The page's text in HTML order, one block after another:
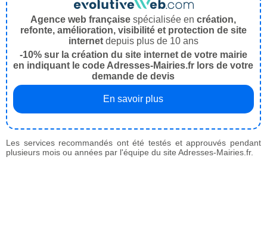
Agence web française spécialisée encréation,
refonte, amélioration, visibilité et protection de site
internet depuis plus de 10 ans
-10% sur la création du site internet de votre mairie
en indiquant le code Adresses-Mairies.fr lors de votre
demande de devis
En savoir plus
Les services recommandés ont été testés et approuvés pendant
plusieurs mois ou années par l'équipe du site Adresses-Mairies.fr.